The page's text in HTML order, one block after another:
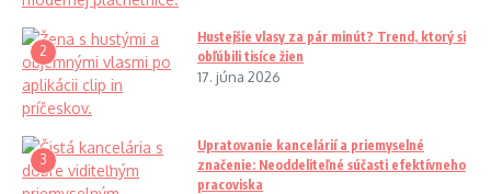
2
Hustejšie vlasy za pár minút? Trend, ktorý si
obľúbili tisíce žien
17. júna 2026
3
Upratovanie kancelárií a priemyselné
značenie: Neoddeliteľné súčasti efektívneho
pracoviska